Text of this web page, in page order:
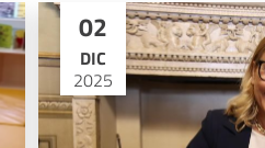
02
DIC
2025